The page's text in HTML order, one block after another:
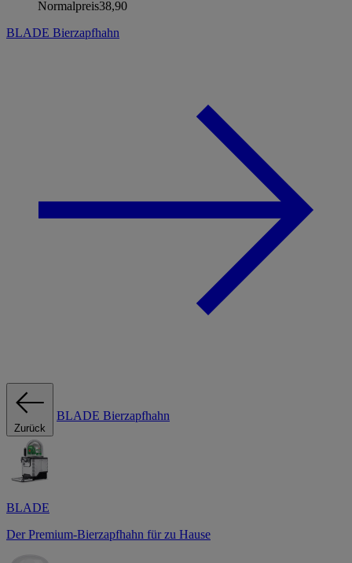
Normalpreis38,90
BLADE Bierzapfhahn
Zurück
BLADE Bierzapfhahn
BLADE
Der Premium-Bierzapfhahn für zu Hause